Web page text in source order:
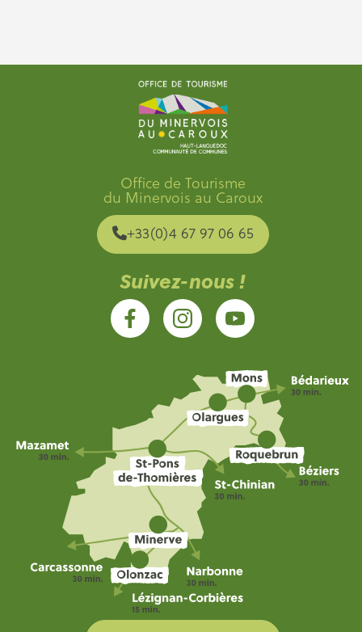
Office de Tourisme
du Minervois au Caroux
+33(0)4 67 97 06 65
Suivez-nous !